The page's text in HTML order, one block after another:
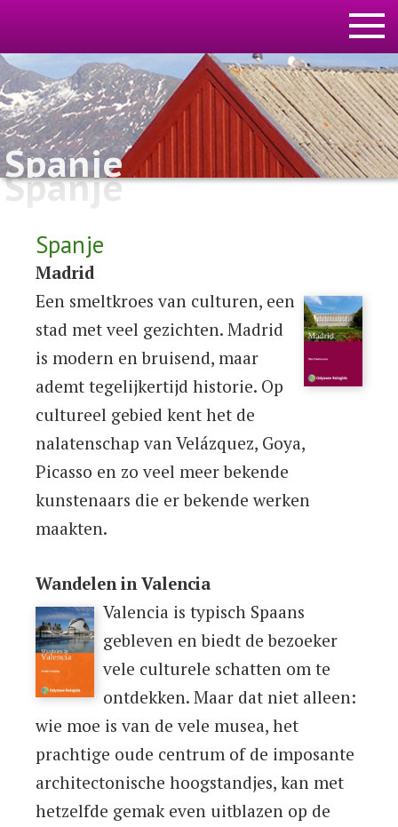
Spanje
Spanje
Spanje
Madrid
Een smeltkroes van culturen, een
stad met veel gezichten. Madrid
is modern en bruisend, maar
ademt tegelijkertijd historie. Op
cultureel gebied kent het de
nalatenschap van Velázquez, Goya,
Picasso en zo veel meer bekende
kunstenaars die er bekende werken
maakten.
Wandelen in Valencia
Valencia is typisch Spaans
gebleven en biedt de bezoeker
vele culturele schatten om te
ontdekken. Maar dat niet alleen:
wie moe is van de vele musea, het
prachtige oude centrum of de imposante
architectonische hoogstandjes, kan met
hetzelfde gemak even uitblazen op de